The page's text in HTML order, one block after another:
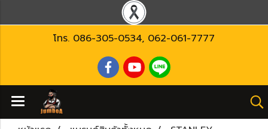
โทร. 086-305-0534, 062-061-7777